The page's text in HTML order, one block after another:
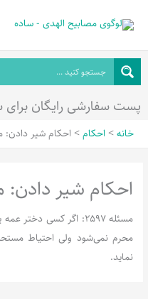
محتوا
پست سفارشی رایگان برای سفارشات
خانه احکام احکام شیر دادن:
احکام شیر دادن:
مسئله 2597: اگر کسی
محرم نمی‌شود ولی احتیاط
نماید.